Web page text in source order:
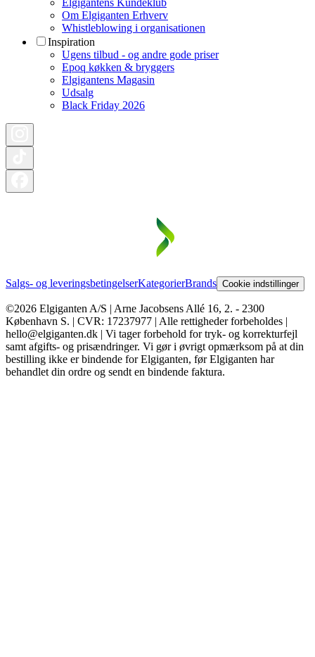
Om Elgiganten Erhverv
Whistleblowing i organisationen
Inspiration
Ugens tilbud - og andre gode priser
Epoq køkken & bryggers
Elgigantens Magasin
Udsalg
Black Friday 2026
Salgs- og leveringsbetingelserKategorierBrands Cookie indstillinger
©2026 Elgiganten A/S | Arne Jacobsens Allé 16, 2. - 2300
København S. | CVR: 17237977 | Alle rettigheder forbeholdes |
hello@elgiganten.dk | Vi tager forbehold for tryk- og korrekturfejl
samt afgifts- og prisændringer. Vi gør i øvrigt opmærksom på at din
bestilling ikke er bindende for Elgiganten, før Elgiganten har
behandlet din ordre og sendt en bindende faktura.